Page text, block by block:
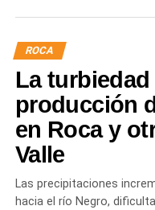
requieren, la ejecución
hormigón reforzado con
juntas para mejorar la
Desde el DPA
parte del plan de
infraestructura hídrica
optimizar la conducción
seguro para los
ROCA
La
producción
en Roca y
Valle
Las precipitaciones
hacia el río Negro,